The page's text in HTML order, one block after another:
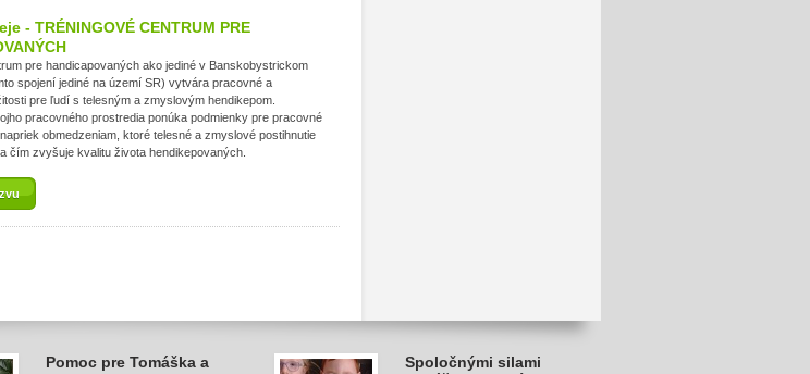
- TRÉNINGOVÉ CENTRUM PRE
pre handicapovaných ako jediné v Banskobystrickom
spojení jediné na území SR) vytvára pracovné a
pre ľudí s telesným a zmyslovým hendikepom.
pracovného prostredia ponúka podmienky pre pracovné
obmedzeniam, ktoré telesné a zmyslové postihnutie
čím zvyšuje kvalitu života hendikepovaných.
Pomoc pre Tomáška a
Spoločnými silami